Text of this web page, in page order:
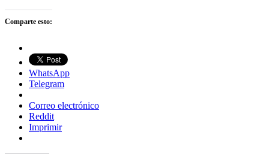
Comparte esto:
WhatsApp
Telegram
Correo electrónico
Reddit
Imprimir